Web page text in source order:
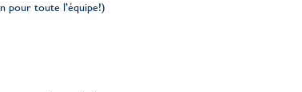
pour toute l’équipe!)